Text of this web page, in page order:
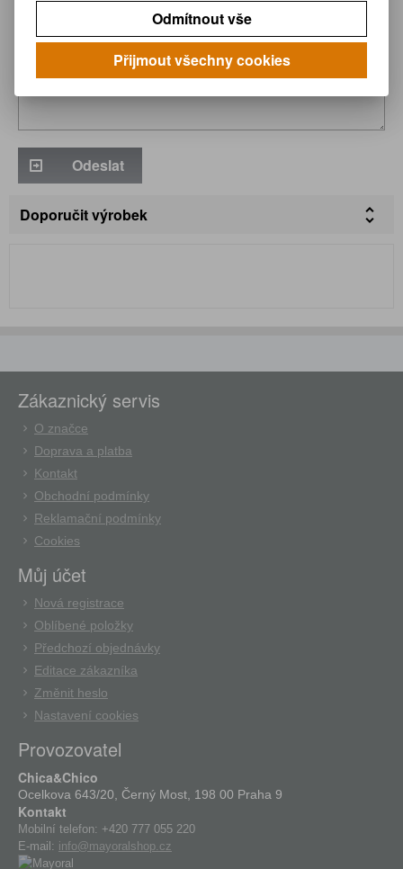
Odeslat
Doporučit výrobek
Zákaznický servis
O značce
Doprava a platba
Kontakt
Obchodní podmínky
Reklamační podmínky
Cookies
Můj účet
Nová registrace
Oblíbené položky
Předchozí objednávky
Editace zákazníka
Změnit heslo
Nastavení cookies
Provozovatel
Chica&Chico
Ocelkova 643/20, Černý Most, 198 00 Praha 9
Kontakt
Mobilní telefon: +420 777 055 220
E-mail: info@mayoralshop.cz
Odmítnout vše
Přijmout všechny cookies